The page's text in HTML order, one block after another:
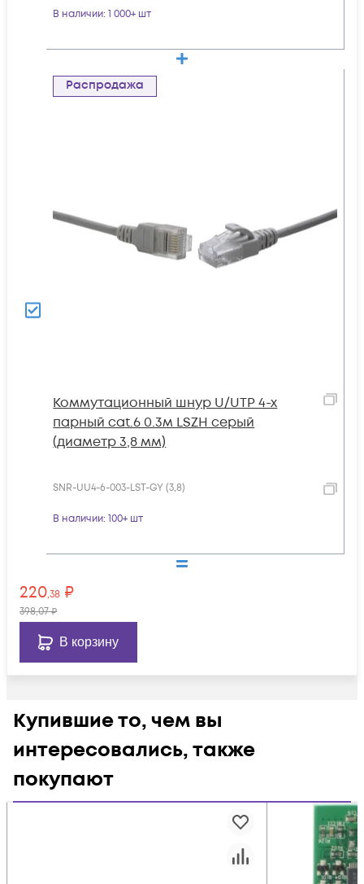
В наличии: 1 000+ шт
Распродажа
Коммутационный шнур U/UTP 4-х
парный cat.6 0.3м LSZH серый
(диаметр 3,8 мм)
SNR-UU4-6-003-LST-GY (3,8)
В наличии: 100+ шт
220,38 ₽
398,07₽
В корзину
Купившие то, чем вы
интересовались, также
покупают